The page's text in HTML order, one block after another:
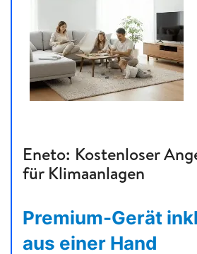
Eneto: Kostenloser
für Klimaanlagen
Premium-Gerät
aus einer Hand